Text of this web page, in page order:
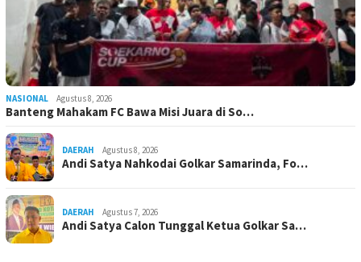
NASIONAL Agustus 8, 2026
Banteng Mahakam FC Bawa Misi Juara di So…
DAERAH Agustus 8, 2026
Andi Satya Nahkodai Golkar Samarinda, Fo…
DAERAH Agustus 7, 2026
Andi Satya Calon Tunggal Ketua Golkar Sa…